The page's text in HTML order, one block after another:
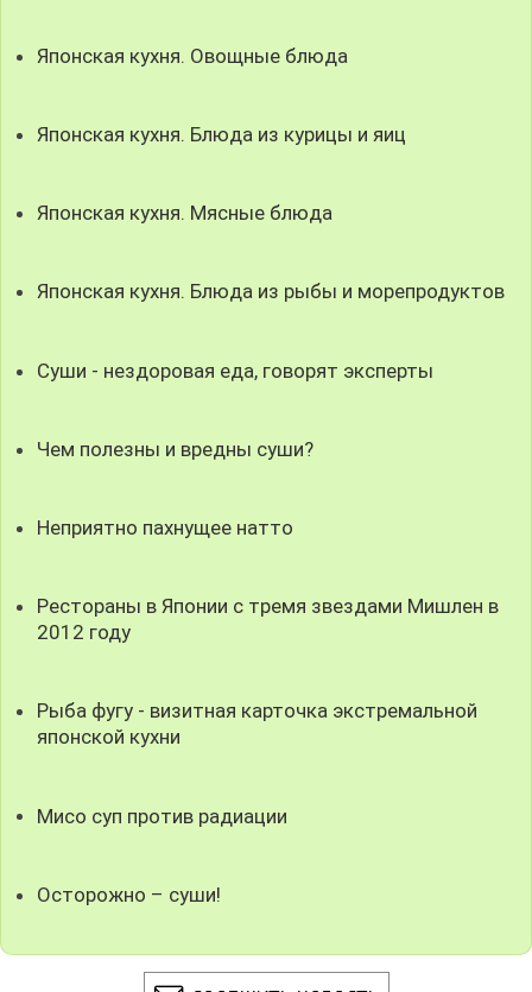
Японская кухня. Овощные блюда
Японская кухня. Блюда из курицы и яиц
Японская кухня. Мясные блюда
Японская кухня. Блюда из рыбы и морепродуктов
Суши - нездоровая еда, говорят эксперты
Чем полезны и вредны суши?
Неприятно пахнущее натто
Рестораны в Японии с тремя звездами Мишлен в
2012 году
Рыба фугу - визитная карточка экстремальной
японской кухни
Мисо суп против радиации
Осторожно – суши!